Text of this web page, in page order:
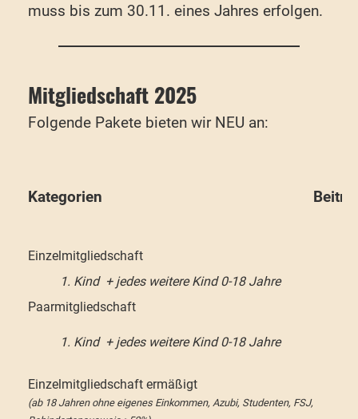
muss bis zum 30.11. eines Jahres erfolgen.
Mitgliedschaft 2025
Folgende Pakete bieten wir NEU an:
Kategorien
Einzelmitgliedschaft
1. Kind + jedes weitere Kind 0-18 Jahre
Paarmitgliedschaft
1. Kind + jedes weitere Kind 0-18 Jahre
Einzelmitgliedschaft ermäßigt
(ab 18 Jahren ohne eigenes Einkommen, Azubi, Studenten, FSJ,